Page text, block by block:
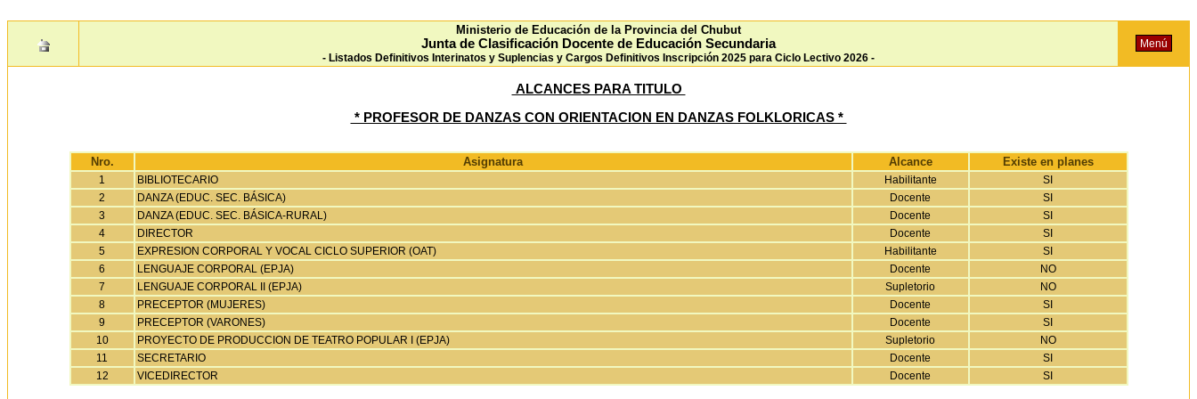
Ministerio de Educación de la Provincia del Chubut
Junta de Clasificación Docente de Educación Secundaria
- Listados Definitivos Interinatos y Suplencias y Cargos Definitivos Inscripción 2025 para Ciclo Lectivo 2026 -
Menú
ALCANCES PARA TITULO
* PROFESOR DE DANZAS CON ORIENTACION EN DANZAS FOLKLORICAS *
Nro. Asignatura Alcance Existe en planes
1 BIBLIOTECARIO Habilitante
SI
2
DANZA (EDUC. SEC. BÁSICA) Docente
SI
3
DANZA (EDUC. SEC. BÁSICA-RURAL) Docente
SI
4
DIRECTOR Docente
SI
5
EXPRESION CORPORAL Y VOCAL CICLO SUPERIOR (OAT) Habilitante
SI
6
LENGUAJE CORPORAL (EPJA) Docente
NO
7
LENGUAJE CORPORAL II (EPJA) Supletorio
NO
8
PRECEPTOR (MUJERES) Docente
SI
9
PRECEPTOR (VARONES) Docente
SI
10
PROYECTO DE PRODUCCION DE TEATRO POPULAR I (EPJA) Supletorio
NO
11
SECRETARIO Docente
SI
12
VICEDIRECTOR Docente SI